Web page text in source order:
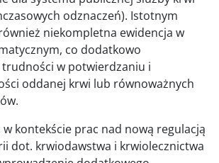
odznaczeń). Istotnym
niekompletna ewidencja w
co dodatkowo
trudności w potwierdzaniu i
oddanej krwi lub równoważnych
kontekście prac nad nową regulacją
dot. krwiodawstwa i krwiolecznictwa